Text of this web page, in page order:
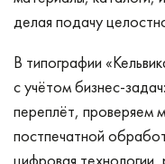
делая подачу
В типографии
с учётом бизнес-
переплёт, проверяем
постпечатной